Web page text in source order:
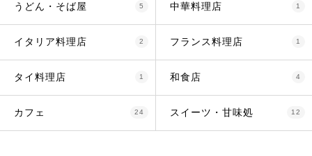
うどん・そば屋 5 中華料理店 1
イタリア料理店 2 フランス料理店 1
タイ料理店 1 和食店 4
カフェ 24 スイーツ・甘味処 12